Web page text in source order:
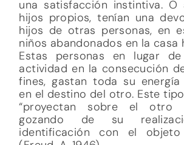
una satisfacción instintiva.
hijos propios, tenían una
hijos de otras personas, en
niños abandonados en la casa
Estas personas en lugar
actividad en la consecución
fines, gastan toda su
en el destino del otro. Este
“proyectan sobre el otro
gozando de su
identificación con el objeto